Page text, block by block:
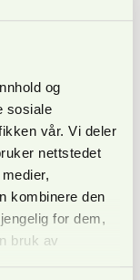
og
sosiale
vår. Vi deler
nettstedet
kombinere den
for dem,
bruk av
for vurdering
hvilken form).
og
Høland
for de to